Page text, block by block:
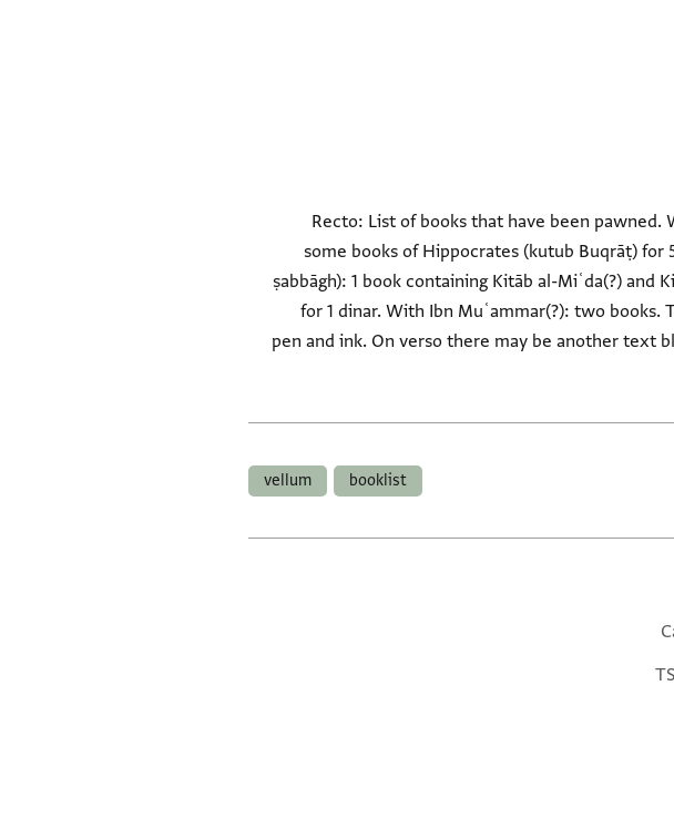
Recto: List of books that have been pawned.
some books of Hippocrates (kutub Buqrāṭ) for
ṣabbāgh): 1 book containing Kitāb al-Miʿda(?)
for 1 dinar. With Ibn Muʿammar(?): two
pen and ink. On verso there may be another text
booklist
vellum